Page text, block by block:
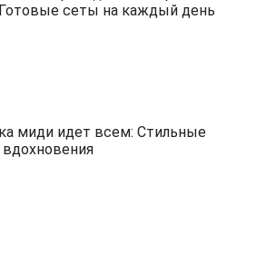
сеты на каждый день
миди идет всем: Стильные